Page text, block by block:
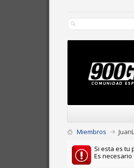
Miembros
Si esta es tu
Es necesario